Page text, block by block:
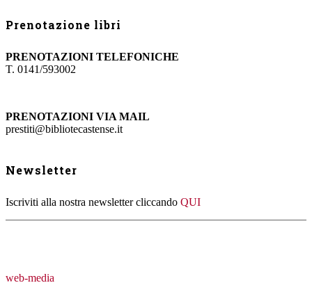
Prenotazione libri
PRENOTAZIONI TELEFONICHE
T. 0141/593002
PRENOTAZIONI VIA MAIL
prestiti@bibliotecastense.it
Newsletter
Iscriviti alla nostra newsletter cliccando QUI
web-media